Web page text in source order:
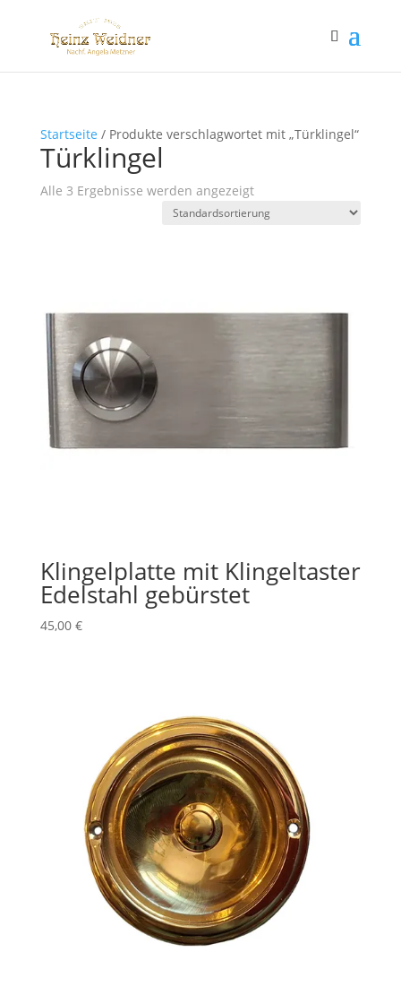
Startseite / Produkte verschlagwortet mit „Türklingel“
Türklingel
Alle 3 Ergebnisse werden angezeigt
Klingelplatte mit Klingeltaster
Edelstahl gebürstet
45,00 €